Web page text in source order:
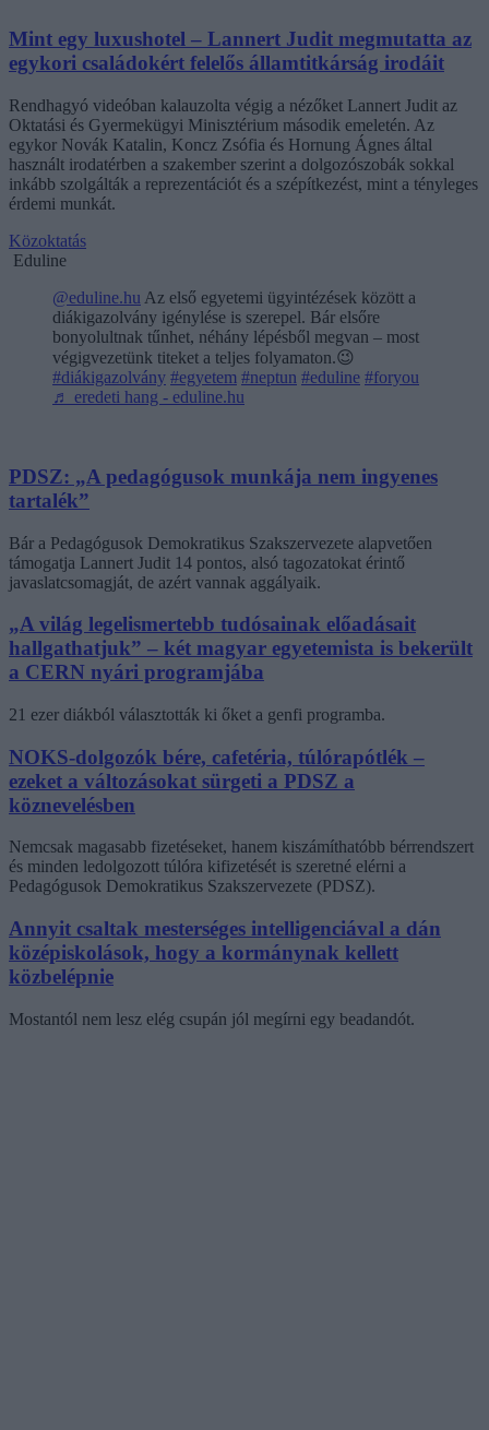
Mint egy luxushotel – Lannert Judit megmutatta az
egykori családokért felelős államtitkárság irodáit
Rendhagyó videóban kalauzolta végig a nézőket Lannert Judit az
Oktatási és Gyermekügyi Minisztérium második emeletén. Az
egykor Novák Katalin, Koncz Zsófia és Hornung Ágnes által
használt irodatérben a szakember szerint a dolgozószobák sokkal
inkább szolgálták a reprezentációt és a szépítkezést, mint a tényleges
érdemi munkát.
Közoktatás
Eduline
@eduline.hu Az első egyetemi ügyintézések között a
diákigazolvány igénylése is szerepel. Bár elsőre
bonyolultnak tűnhet, néhány lépésből megvan – most
végigvezetünk titeket a teljes folyamaton.😉
#diákigazolvány #egyetem #neptun #eduline #foryou
♬ eredeti hang - eduline.hu
PDSZ: „A pedagógusok munkája nem ingyenes
tartalék”
Bár a Pedagógusok Demokratikus Szakszervezete alapvetően
támogatja Lannert Judit 14 pontos, alsó tagozatokat érintő
javaslatcsomagját, de azért vannak aggályaik.
„A világ legelismertebb tudósainak előadásait
hallgathatjuk” – két magyar egyetemista is bekerült
a CERN nyári programjába
21 ezer diákból választották ki őket a genfi programba.
NOKS-dolgozók bére, cafetéria, túlórapótlék –
ezeket a változásokat sürgeti a PDSZ a
köznevelésben
Nemcsak magasabb fizetéseket, hanem kiszámíthatóbb bérrendszert
és minden ledolgozott túlóra kifizetését is szeretné elérni a
Pedagógusok Demokratikus Szakszervezete (PDSZ).
Annyit csaltak mesterséges intelligenciával a dán
középiskolások, hogy a kormánynak kellett
közbelépnie
Mostantól nem lesz elég csupán jól megírni egy beadandót.